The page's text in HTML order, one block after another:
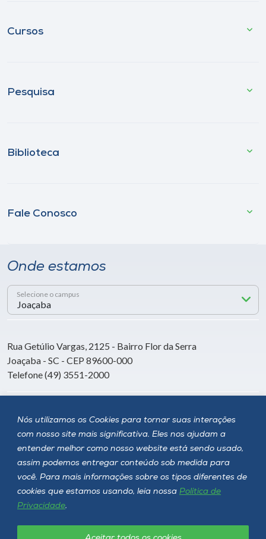
Nós utilizamos os Cookies para tornar suas interações
com nosso site mais significativa. Eles nos ajudam a
entender melhor como nosso website está sendo usado,
assim podemos entregar conteúdo sob medida para
você. Para mais informações sobre os tipos diferentes de
cookies que estamos usando, leia nossa Política de
Privacidade.
Cursos
Pesquisa
Biblioteca
Fale Conosco
Onde estamos
Selecione o campus
Rua Getúlio Vargas, 2125 - Bairro Flor da Serra
Joaçaba - SC - CEP 89600-000
Telefone (49) 3551-2000
Siga a Unoesc